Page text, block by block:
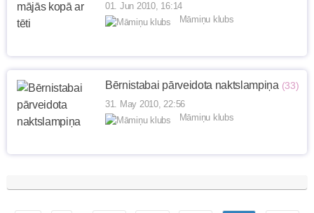
01. Jun 2010, 16:14
Māmiņu klubs
Bērnistabai pārveidota naktslampiņa (33)
31. May 2010, 22:56
Māmiņu klubs